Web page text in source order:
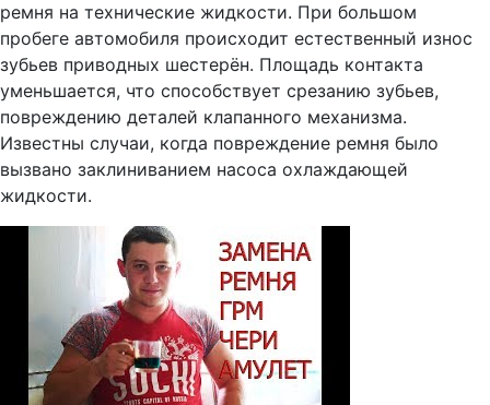
ремня на технические жидкости. При большом
пробеге автомобиля происходит естественный износ
зубьев приводных шестерён. Площадь контакта
уменьшается, что способствует срезанию зубьев,
повреждению деталей клапанного механизма.
Известны случаи, когда повреждение ремня было
вызвано заклиниванием насоса охлаждающей
жидкости.